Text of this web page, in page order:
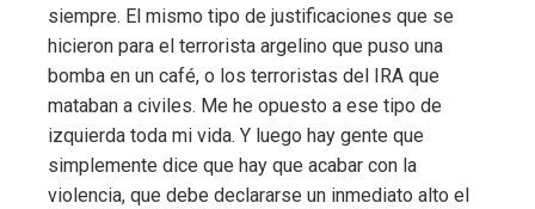
siempre. El mismo tipo de justificaciones que se
hicieron para el terrorista argelino que puso una
bomba en un café, o los terroristas del IRA que
mataban a civiles. Me he opuesto a ese tipo de
izquierda toda mi vida. Y luego hay gente que
simplemente dice que hay que acabar con la
violencia, que debe declararse un inmediato alto el